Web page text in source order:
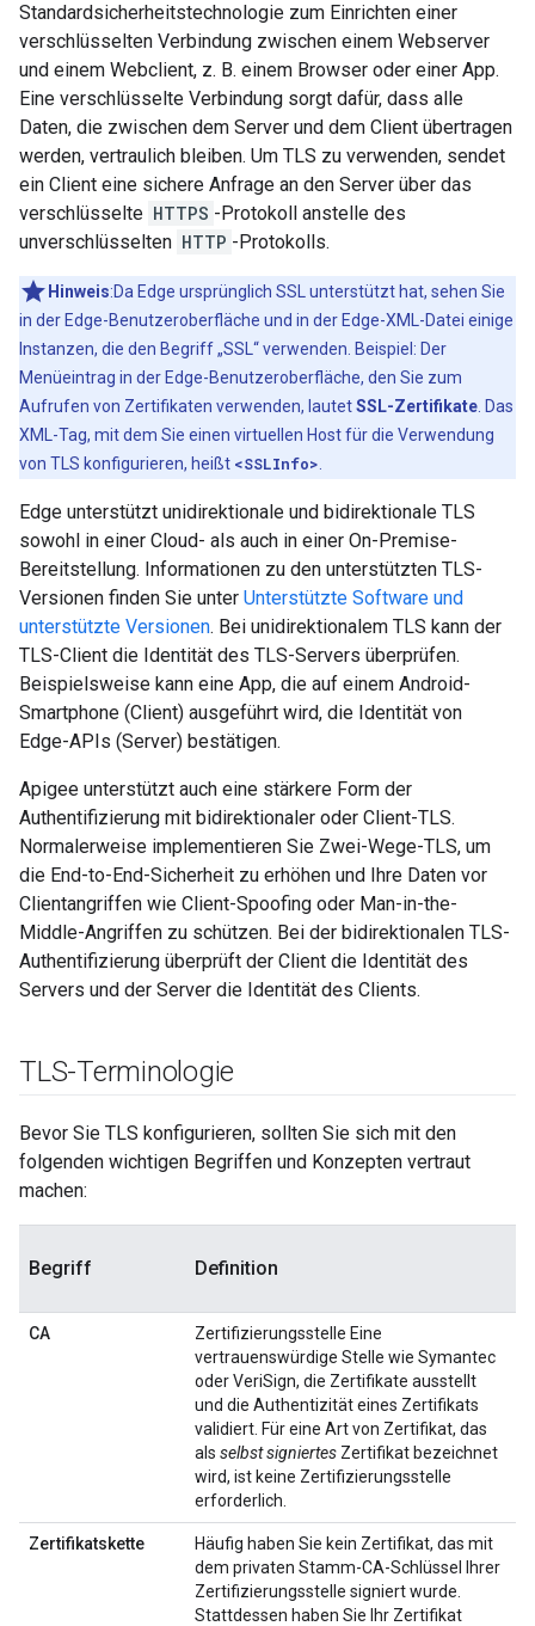
Standardsicherheitstechnologie zum Einrichten einer
verschlüsselten Verbindung zwischen einem Webserver
und einem Webclient, z. B. einem Browser oder einer App.
Eine verschlüsselte Verbindung sorgt dafür, dass alle
Daten, die zwischen dem Server und dem Client übertragen
werden, vertraulich bleiben. Um TLS zu verwenden, sendet
ein Client eine sichere Anfrage an den Server über das
verschlüsselte HTTPS -Protokoll anstelle des
unverschlüsselten HTTP -Protokolls.
Hinweis:Da Edge ursprünglich SSL unterstützt hat, sehen Sie
in der Edge-Benutzeroberfläche und in der Edge-XML-Datei einige
Instanzen, die den Begriff „SSL“ verwenden. Beispiel: Der
Menüeintrag in der Edge-Benutzeroberfläche, den Sie zum
Aufrufen von Zertifikaten verwenden, lautetSSL-Zertifikate . Das
XML-Tag, mit dem Sie einen virtuellen Host für die Verwendung
von TLS konfigurieren, heißt <SSLInfo>
Edge unterstützt unidirektionale und bidirektionale TLS
sowohl in einer Cloud- als auch in einer On-Premise-
Bereitstellung. Informationen zu den unterstützten TLS-
Versionen finden Sie unter Unterstützte Software und
unterstützte Versionen. Bei unidirektionalem TLS kann der
TLS-Client die Identität des TLS-Servers überprüfen.
Beispielsweise kann eine App, die auf einem Android-
Smartphone (Client) ausgeführt wird, die Identität von
Edge-APIs (Server) bestätigen.
Apigee unterstützt auch eine stärkere Form der
Authentifizierung mit bidirektionaler oder Client-TLS.
Normalerweise implementieren Sie Zwei-Wege-TLS, um
die End-to-End-Sicherheit zu erhöhen und Ihre Daten vor
Clientangriffen wie Client-Spoofing oder Man-in-the-
Middle-Angriffen zu schützen. Bei der bidirektionalen TLS-
Authentifizierung überprüft der Client die Identität des
Servers und der Server die Identität des Clients.
TLS-Terminologie
Bevor Sie TLS konfigurieren, sollten Sie sich mit den
folgenden wichtigen Begriffen und Konzepten vertraut
machen:
Begriff Definition
CA
Zertifizierungsstelle Eine
vertrauenswürdige Stelle wie Symantec
oder VeriSign, die Zertifikate ausstellt
und die Authentizität eines Zertifikats
validiert. Für eine Art von Zertifikat, das
als selbst signiertes Zertifikat bezeichnet
wird, ist keine Zertifizierungsstelle
erforderlich.
Zertifikatskette
Häufig haben Sie kein Zertifikat, das mit
dem privaten Stamm-CA-Schlüssel Ihrer
Zertifizierungsstelle signiert wurde.
Stattdessen haben Sie Ihr Zertifikat